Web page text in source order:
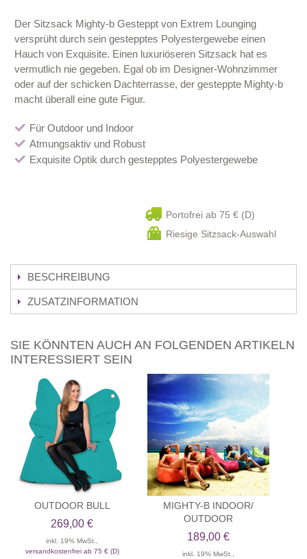
Der Sitzsack Mighty-b Gesteppt von Extrem Lounging
versprüht durch sein gestepptes Polyestergewebe einen
Hauch von Exquisite. Einen luxuriöseren Sitzsack hat es
vermutlich nie gegeben. Egal ob im Designer-Wohnzimmer
oder auf der schicken Dachterrasse, der gesteppte Mighty-b
macht überall eine gute Figur.
Für Outdoor und Indoor
Atmungsaktiv und Robust
Exquisite Optik durch gestepptes Polyestergewebe
Portofrei ab 75 € (D)
Riesige Sitzsack-Auswahl
BESCHREIBUNG
ZUSATZINFORMATION
SIE KÖNNTEN AUCH AN FOLGENDEN ARTIKELN
INTERESSIERT SEIN
OUTDOOR BULL
269,00 €
inkl. 19% MwSt.,
versandkostenfrei ab 75 € (D)
MIGHTY-B INDOOR/
OUTDOOR
189,00 €
inkl. 19% MwSt.,